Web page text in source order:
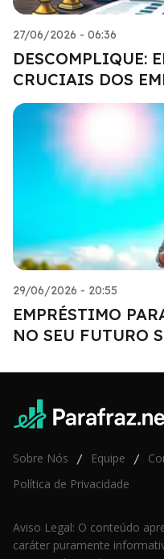
27/06/2026 - 06:36
DESCOMPLIQUE:
CRUCIAIS DOS
29/06/2026 - 20:55
EMPRÉSTIMO
NO SEU FUTURO
Sobre Nós / Equipe /
Política de Privacidade
Aviso Legal: O conteúdo
caráter puramente